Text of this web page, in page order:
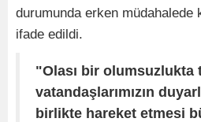
durumunda erken müdahalede
ifade edildi.
"Olası bir olumsuzlukta
vatandaşlarımızın
birlikte hareket etmesi